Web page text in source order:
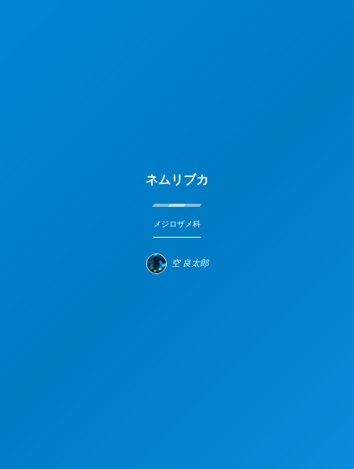
ネムリブカ
メジロザメ科
空 良太郎